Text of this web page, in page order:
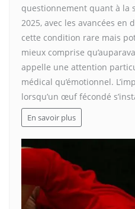
questionnement quant à la
2025, avec les avancées en
cette condition rare mais
mieux comprise
appelle une attention
médical qu’émotionnel.
lorsqu’un œuf fécondé
En savoir plus